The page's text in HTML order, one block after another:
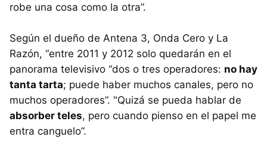
robe una cosa como la otra”.
Según el dueño de Antena 3, Onda Cero y La
Razón, “entre 2011 y 2012 solo quedarán en el
panorama televisivo “dos o tres operadores: no hay
tanta tarta; puede haber muchos canales, pero no
muchos operadores”. "Quizá se pueda hablar de
absorber teles, pero cuando pienso en el papel me
entra canguelo”.